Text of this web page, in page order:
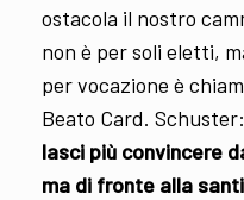
ostacola il nostro
non è per soli eletti,
per vocazione è
Beato Card. Schuster:
lasci più convincere
ma di fronte alla